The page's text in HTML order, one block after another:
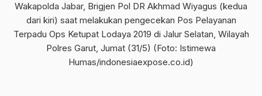
Wakapolda Jabar, Brigjen Pol DR Akhmad Wiyagus (kedua
dari kiri) saat melakukan pengecekan Pos Pelayanan
Terpadu Ops Ketupat Lodaya 2019 di Jalur Selatan, Wilayah
Polres Garut, Jumat (31/5) (Foto: Istimewa
Humas/indonesiaexpose.co.id)